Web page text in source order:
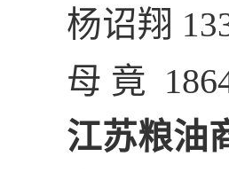
杨诏翔
母 竟
江苏粮油